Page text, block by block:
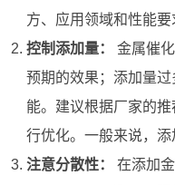
方、应用领域和性能要
控制添加量：
金属催
预期的效果；添加量
能。建议根据厂家的
行优化。一般来说，添
注意分散性：
在添加